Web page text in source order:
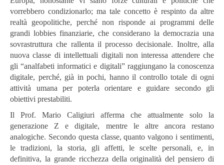
vorrebbero condizionarlo; ma tale concetto è respinto da altre
realtà geopolitiche, perché non risponde ai programmi delle
grandi lobbies finanziarie, che considerano la democrazia una
sovrastruttura che rallenta il processo decisionale. Inoltre, alla
nuova classe di intellettuali digitali non interessa attendere che
gli “analfabeti informatici e digitali” raggiungano la conoscenza
digitale, perché, già in pochi, hanno il controllo totale di ogni
attività umana per poterla orientare e guidare secondo gli
obiettivi prestabiliti.
Il Prof. Mario Caligiuri afferma che attualmente solo la
generazione Z e digitale, mentre le altre ancora restano
analogiche. Secondo questa classe, quanto valgono i sentimenti,
le tradizioni, la storia, gli affetti, le scelte personali, e, in
definitiva, la grande ricchezza della originalità del pensiero di